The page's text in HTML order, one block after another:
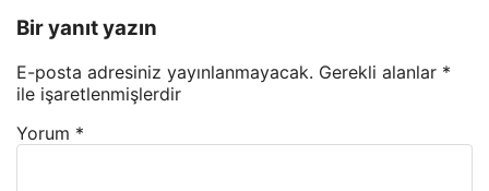
Bir yanıt yazın
E-posta adresiniz yayınlanmayacak. Gerekli alanlar *
ile işaretlenmişlerdir
Yorum *